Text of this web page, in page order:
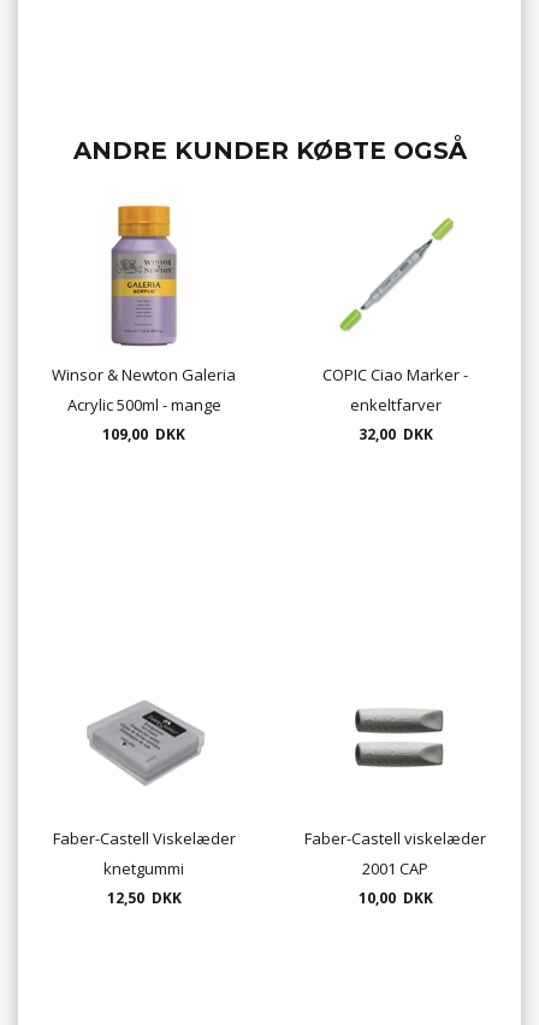
ANDRE KUNDER KØBTE OGSÅ
Winsor & Newton Galeria
Acrylic 500ml - mange
farver
109,00 DKK
COPIC Ciao Marker -
enkeltfarver
32,00 DKK
Faber-Castell Viskelæder
knetgummi
12,50 DKK
Faber-Castell viskelæder
2001 CAP
10,00 DKK